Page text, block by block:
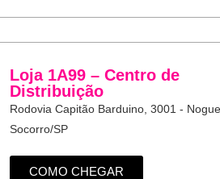
Loja 1A99 – Centro de
Distribuição
Rodovia Capitão Barduino, 3001 -
Socorro/SP
COMO CHEGAR